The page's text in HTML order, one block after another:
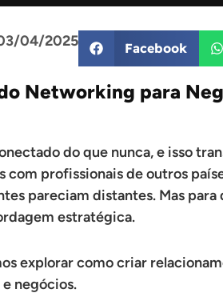
04/2025 Facebook
Networking para
do que nunca, e isso
com profissionais de outros
pareciam distantes. Mas
estratégica.
explorar como criar
negócios.